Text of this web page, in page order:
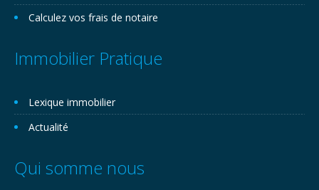
Calculez vos frais de notaire
Immobilier Pratique
Lexique immobilier
Actualité
Qui somme nous